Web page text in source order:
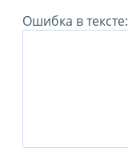
Ошибка в тексте: